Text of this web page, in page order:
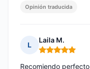
Opinión traducida
L
Laila M.
Nota: 5 de 5
Recomiendo perfecto